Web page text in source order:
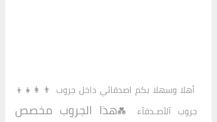
أهلا وسهلا بكم اصدقائي داخل جروب 👨‍👩‍👧‍👦
جروب آلآصـدقآء 💑هذا الجروب مخصص